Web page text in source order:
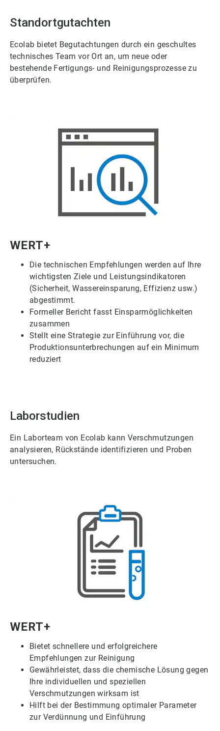
ArticleTile
Standortgutachten
Ecolab bietet Begutachtungen durch ein geschultes
technisches Team vor Ort an, um neue oder
bestehende Fertigungs- und Reinigungsprozesse zu
überprüfen.
WERT+
Die technischen Empfehlungen werden auf Ihre
wichtigsten Ziele und Leistungsindikatoren
(Sicherheit, Wassereinsparung, Effizienz usw.)
abgestimmt.
Formeller Bericht fasst Einsparmöglichkeiten
zusammen
Stellt eine Strategie zur Einführung vor, die
Produktionsunterbrechungen auf ein Minimum
reduziert
ArticleTile
Laborstudien
Ein Laborteam von Ecolab kann Verschmutzungen
analysieren, Rückstände identifizieren und Proben
untersuchen.
WERT+
Bietet schnellere und erfolgreichere
Empfehlungen zur Reinigung
Gewährleistet, dass die chemische Lösung gegen
Ihre individuellen und speziellen
Verschmutzungen wirksam ist
Hilft bei der Bestimmung optimaler Parameter
zur Verdünnung und Einführung